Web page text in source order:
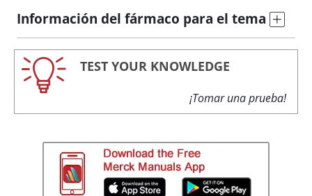
Información del fármaco para el tema
TEST YOUR KNOWLEDGE
¡Tomar una prueba!